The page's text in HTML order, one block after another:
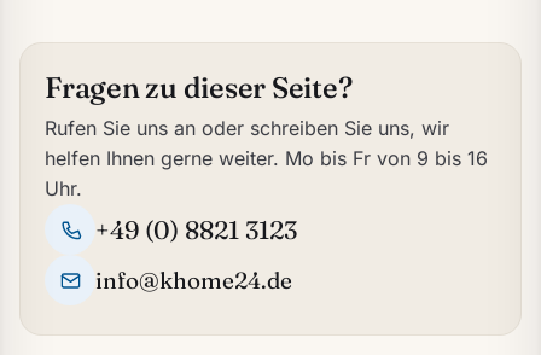
Fragen zu dieser Seite?
Rufen Sie uns an oder schreiben Sie uns, wir
helfen Ihnen gerne weiter. Mo bis Fr von 9 bis 16
Uhr.
+49 (0) 8821 3123
info@khome24.de